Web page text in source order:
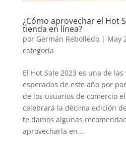
¿Cómo aprovechar el Hot
tienda en línea?
por Germán Rebolledo| May
categoría
El Hot Sale 2023 es una de
esperadas de este año por
de los usuarios de comercio
celebrará la décima edición
te damos algunas
aprovecharla en...